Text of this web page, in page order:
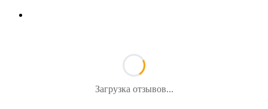
Загрузка отзывов...